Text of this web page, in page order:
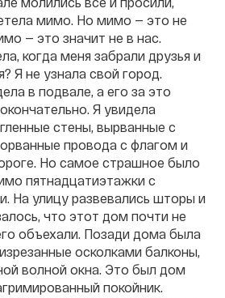
мимо. Но мимо — это не
— это значит не в нас.
когда меня забрали друзья и
Я не узнала свой город.
в подвале, а его за это
Я увидела
стены, вырванные с
провода с флагом и
Но самое страшное было
пятнадцатиэтажки с
На улицу развевались шторы и
что этот дом почти не
объехали. Позади дома была
осколками балконы,
волной окна. Это был дом
покойник.